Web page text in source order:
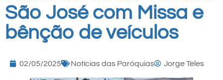
São José com Missa e
bênção de veículos
02/05/2025 Notícias das Paróquias Jorge Teles